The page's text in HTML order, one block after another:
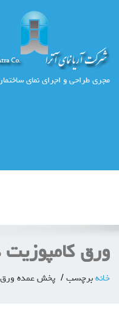
مجری طراحی و اجرای نمای
ورق
خانه برچسب پخش عمده ورق